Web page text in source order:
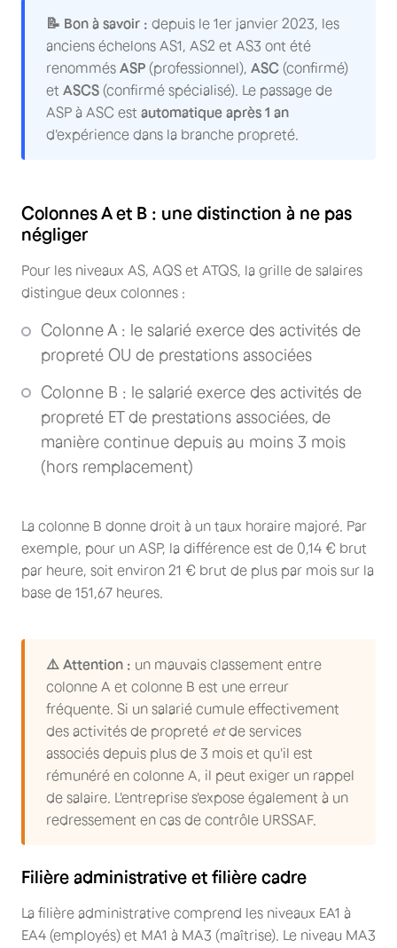
📝 Bon à savoir : depuis le 1er janvier 2023, les
anciens échelons AS1, AS2 et AS3 ont été
renommés ASP (professionnel), ASC (confirmé)
et ASCS (confirmé spécialisé). Le passage de
ASP à ASC est automatique après 1 an
d'expérience dans la branche propreté.
Colonnes A et B : une distinction à ne pas
négliger
Pour les niveaux AS, AQS et ATQS, la grille de salaires
distingue deux colonnes :
Colonne A : le salarié exerce des activités de
propreté OU de prestations associées
Colonne B : le salarié exerce des activités de
propreté ET de prestations associées, de
manière continue depuis au moins 3 mois
(hors remplacement)
La colonne B donne droit à un taux horaire majoré. Par
exemple, pour un ASP, la différence est de 0,14 € brut
par heure, soit environ 21 € brut de plus par mois sur la
base de 151,67 heures.
⚠️ Attention : un mauvais classement entre
colonne A et colonne B est une erreur
fréquente. Si un salarié cumule effectivement
des activités de propreté etde services
associés depuis plus de 3 mois et qu'il est
rémunéré en colonne A, il peut exiger un rappel
de salaire. L'entreprise s'expose également à un
redressement en cas de contrôle URSSAF.
Filière administrative et filière cadre
La filière administrative comprend les niveaux EA1 à
EA4 (employés) et MA1 à MA3 (maîtrise). Le niveau MA3